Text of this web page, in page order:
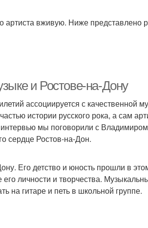
артиста вживую. Ниже представлено
и Ростове-на-Дону
ассоциируется с качественной
истории русского рока, а сам
мы поговорили с
сердце Ростов-на-Дон.
Его детство и юность прошли в
личности и творчества.
на гитаре и петь в школьной группе.